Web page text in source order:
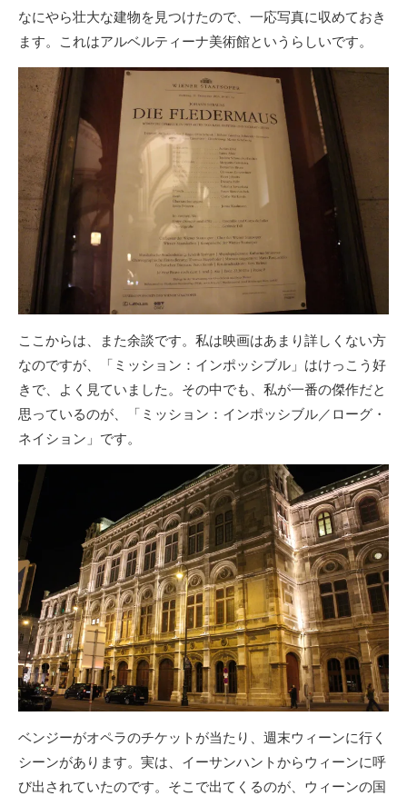
なにやら壮大な建物を見つけたので、一応写真に収めておき
ます。これはアルベルティーナ美術館というらしいです。
ここからは、また余談です。私は映画はあまり詳しくない方
なのですが、「ミッション：インポッシブル」はけっこう好
きで、よく見ていました。その中でも、私が一番の傑作だと
思っているのが、「ミッション：インポッシブル／ローグ・
ネイション」です。
ベンジーがオペラのチケットが当たり、週末ウィーンに行く
シーンがあります。実は、イーサンハントからウィーンに呼
び出されていたのです。そこで出てくるのが、ウィーンの国